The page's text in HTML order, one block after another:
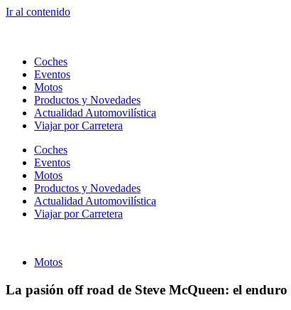
Ir al contenido
Coches
Eventos
Motos
Productos y Novedades
Actualidad Automovilística
Viajar por Carretera
Coches
Eventos
Motos
Productos y Novedades
Actualidad Automovilística
Viajar por Carretera
Motos
La pasión off road de Steve McQueen: el enduro